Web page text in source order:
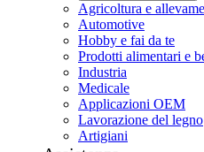
Agricoltura e
Automotive
Hobby e fai da te
Prodotti alimentari e
Industria
Medicale
Applicazioni OEM
Lavorazione del legno
Artigiani